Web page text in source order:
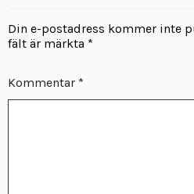
Din e-postadress kommer inte
fält är märkta *
Kommentar *